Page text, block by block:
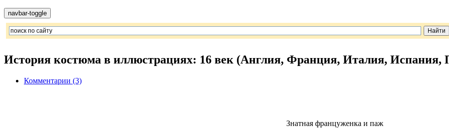
navbar-toggle
История костюма в иллюстрациях: 16 век (Англия, Франция, Италия, Испания,
Комментарии (3)
Знатная француженка и паж